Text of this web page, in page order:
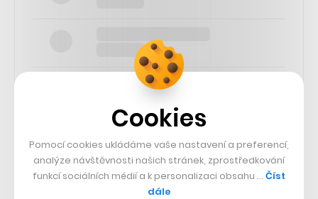
SLEDUJTE NÁS
73k
Cookies
Pomocí cookies ukládáme vaše nastavení a preferencí,
analýze návštěvnosti našich stránek, zprostředkování
funkcí sociálních médií a k personalizaci obsahu … Číst
dále